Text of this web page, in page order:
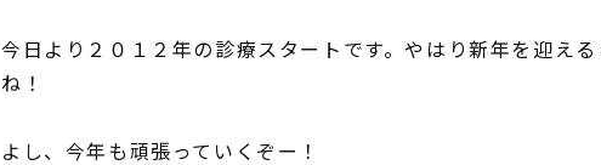
今日より２０１２年の診療スタートです。やはり新年を迎え
ね！
よし、今年も頑張っていくぞー！